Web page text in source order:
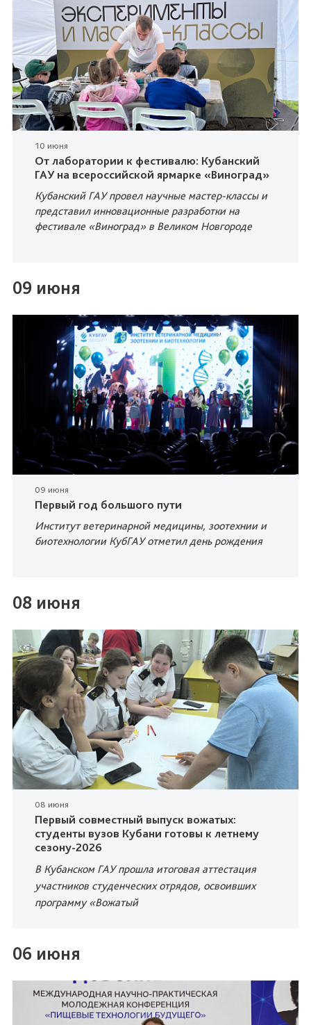
10 июня
От лаборатории к фестивалю: Кубанский
ГАУ на всероссийской ярмарке «Виноград»
Кубанский ГАУ провел научные мастер-классы и
представил инновационные разработки на
фестивале «Виноград» в Великом Новгороде
09 июня
09 июня
Первый год большого пути
Институт ветеринарной медицины, зоотехнии и
биотехнологии КубГАУ отметил день рождения
08 июня
08 июня
Первый совместный выпуск вожатых:
студенты вузов Кубани готовы к летнему
сезону-2026
В Кубанском ГАУ прошла итоговая аттестация
участников студенческих отрядов, освоивших
программу «Вожатый
06 июня